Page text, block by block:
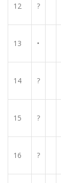
12 ?
13 •
14 ?
15 ?
16 ?